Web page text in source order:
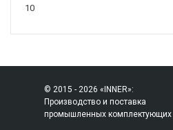
10
© 2015 - 2026 «INNER»:
Производство и поставка
промышленных комплектующих